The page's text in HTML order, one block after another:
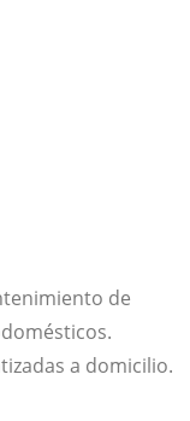
de
a domicilio.